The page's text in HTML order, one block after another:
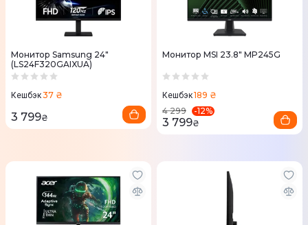
Монитор Samsung 24"
(LS24F320GAIXUA)
Кешбэк37 ₴
3 799₴
Монитор MSI 23.8" MP245G
Кешбэк189 ₴
4 299
-12%
3 799₴